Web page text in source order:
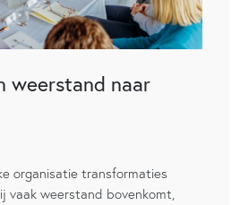
weerstand naar
organisatie transformaties
vaak weerstand bovenkomt,